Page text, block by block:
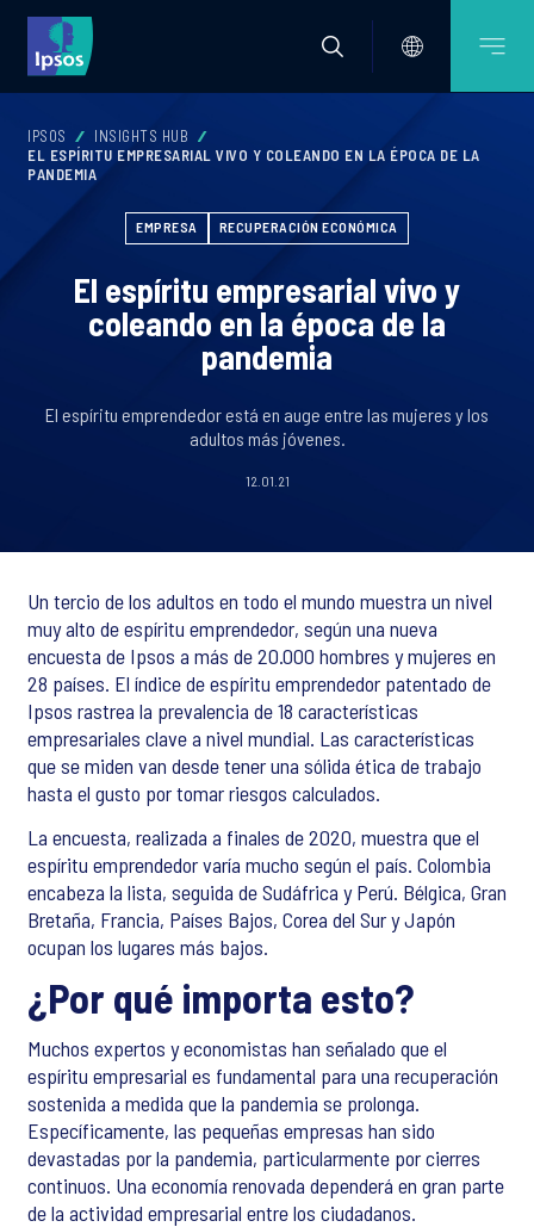
IPSOS
INSIGHTS HUB
EL ESPÍRITU EMPRESARIAL VIVO Y COLEANDO EN LA ÉPOCA DE LA
PANDEMIA
EMPRESA RECUPERACIÓN ECONÓMICA
El espíritu empresarial vivo y
coleando en la época de la
pandemia
El espíritu emprendedor está en auge entre las mujeres y los
adultos más jóvenes.
12.01.21
Un tercio de los adultos en todo el mundo muestra un nivel
muy alto de espíritu emprendedor, según una nueva
encuesta de Ipsos a más de 20.000 hombres y mujeres en
28 países. El índice de espíritu emprendedor patentado de
Ipsos rastrea la prevalencia de 18 características
empresariales clave a nivel mundial. Las características
que se miden van desde tener una sólida ética de trabajo
hasta el gusto por tomar riesgos calculados.
La encuesta, realizada a finales de 2020, muestra que el
espíritu emprendedor varía mucho según el país. Colombia
encabeza la lista, seguida de Sudáfrica y Perú. Bélgica, Gran
Bretaña, Francia, Países Bajos, Corea del Sur y Japón
ocupan los lugares más bajos.
¿Por qué importa esto?
Muchos expertos y economistas han señalado que el
espíritu empresarial es fundamental para una recuperación
sostenida a medida que la pandemia se prolonga.
Específicamente, las pequeñas empresas han sido
devastadas por la pandemia, particularmente por cierres
continuos. Una economía renovada dependerá en gran parte
de la actividad empresarial entre los ciudadanos.